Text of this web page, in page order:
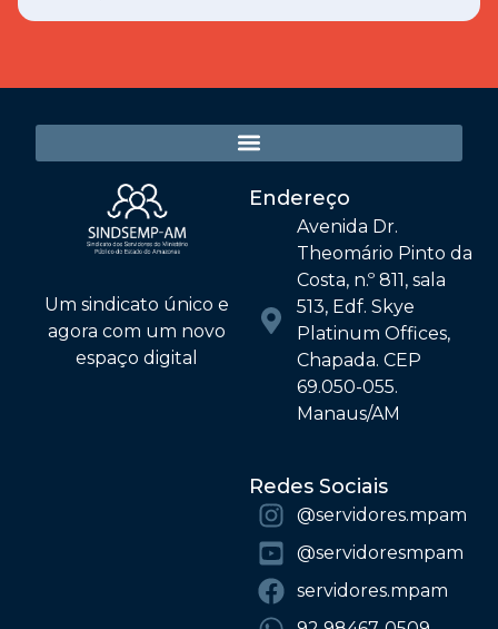
Um sindicato único e
agora com um novo
espaço digital
Endereço
Avenida Dr.
Theomário Pinto da
Costa, n.º 811, sala
513, Edf. Skye
Platinum Offices,
Chapada. CEP
69.050-055.
Manaus/AM
Redes Sociais
@‌servidores.mpam
@‌servidoresmpam
servidores.mpam